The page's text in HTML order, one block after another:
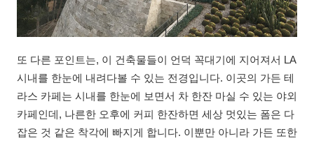
또 다른 포인트는, 이 건축물들이 언덕 꼭대기에 지어져서 LA
시내를 한눈에 내려다볼 수 있는 전경입니다. 이곳의 가든 테
라스 카페는 시내를 한눈에 보면서 차 한잔 마실 수 있는 야외
카페인데, 나른한 오후에 커피 한잔하면 세상 멋있는 폼은 다
잡은 것 같은 착각에 빠지게 합니다. 이뿐만 아니라 가든 또한